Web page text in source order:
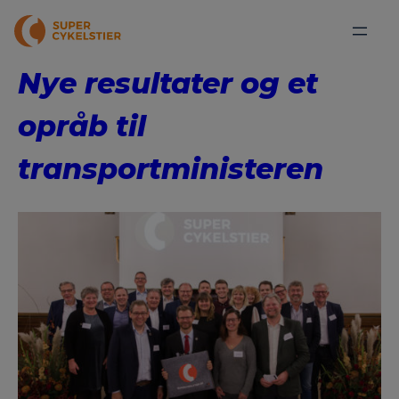
Nye resultater og et
opråb til
transportministeren